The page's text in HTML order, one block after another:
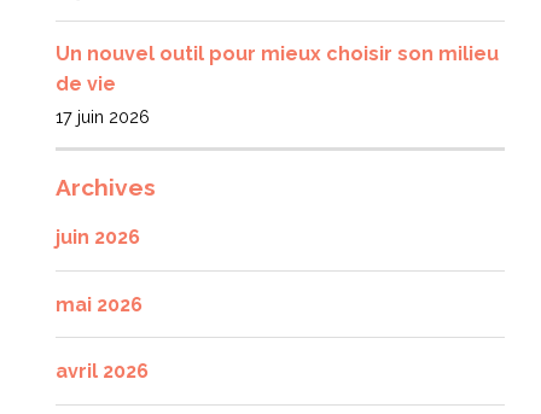
Un nouvel outil pour mieux choisir son milieu
de vie
17 juin 2026
Archives
juin 2026
mai 2026
avril 2026